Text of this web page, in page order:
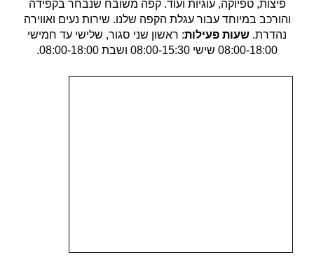
פיצות, טפיוקה, עוגיות ועוד. קפה משובח שנבחר בקפידה
והורכב במיוחד עבור עגלת הקפה שלנו. שירות נעים ואווירה
נהדרת. שעות פעילות: ראשון שני סגור, שלישי עד חמישי
08:00-18:00 שישי 08:00-15:30 ושבת 08:00-18:00.